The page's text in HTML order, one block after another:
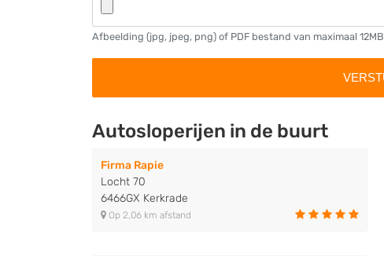
Afbeelding (jpg, jpeg, png) of PDF bestand van maximaal 12MB
Autosloperijen in de buurt
Firma Rapie
Locht 70
6466GX Kerkrade
Op 2,06 km afstand